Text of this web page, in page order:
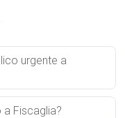
urgente a
a Fiscaglia?